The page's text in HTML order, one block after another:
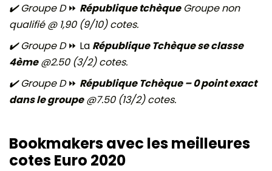
✔️ Groupe D⏩ République tchèqueGroupe non
qualifié @ 1,90 (9/10) cotes.
✔️ Groupe D⏩ La République Tchèque se classe
4ème@2.50 (3/2) cotes.
✔️ Groupe D⏩ République Tchèque – 0 point exact
dans le groupe@7.50 (13/2) cotes.
Bookmakers avec les meilleures
cotes Euro 2020